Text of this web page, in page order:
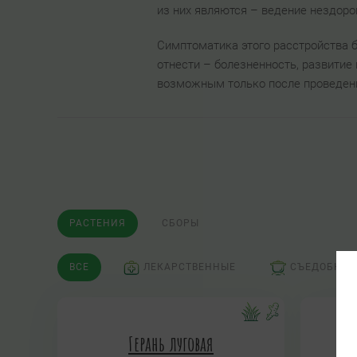
из них являются – ведение
Симптоматика этого
отнести – болезненность,
возможным только после
РАСТЕНИЯ СБОРЫ
ВСЕ ЛЕКАРСТВЕННЫЕ СЪЕДОБНЫЕ
Герань луговая